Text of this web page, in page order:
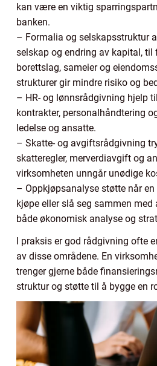
kan være en viktig
banken.
– Formalia og selskapsstruktur
selskap og endring av kapital, til
borettslag, sameier og
strukturer gir mindre risiko og
– HR- og lønnsrådgivning hjelp
kontrakter, personalhåndtering
ledelse og ansatte.
– Skatte- og avgiftsrådgivning
skatteregler, merverdiavgift og
virksomheten unngår unødige
– Oppkjøpsanalyse støtte når
kjøpe eller slå seg sammen med
både økonomisk analyse og
I praksis er god rådgivning ofte
av disse områdene. En
trenger gjerne både
struktur og støtte til å bygge en